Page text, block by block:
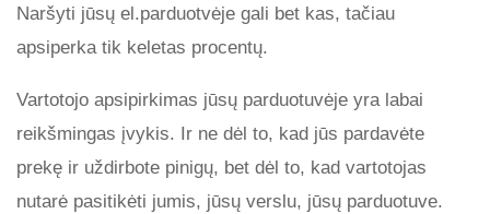
Naršyti jūsų el.parduotvėje gali bet kas, tačiau
apsiperka tik keletas procentų.
Vartotojo apsipirkimas jūsų parduotuvėje yra labai
reikšmingas įvykis. Ir ne dėl to, kad jūs pardavėte
prekę ir uždirbote pinigų, bet dėl to, kad vartotojas
nutarė pasitikėti jumis, jūsų verslu, jūsų parduotuve.